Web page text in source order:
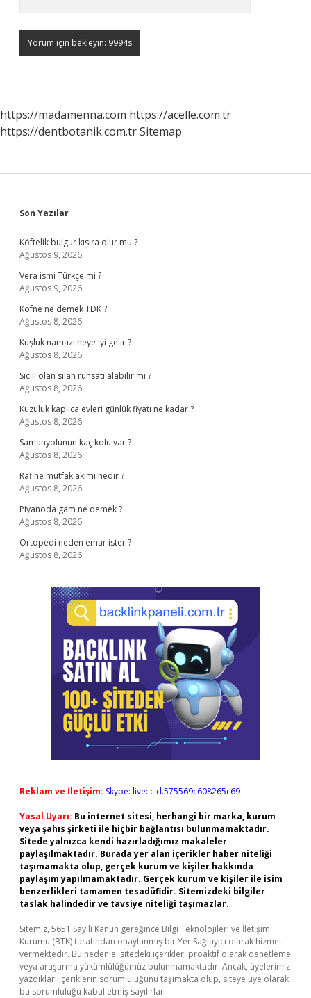
https://madamenna.com https://acelle.com.tr
https://dentbotanik.com.trSitemap
Sidebar
Son Yazılar
Köftelik bulgur kısıra olur mu ?
Ağustos 9, 2026
Vera ismi Türkçe mi ?
Ağustos 9, 2026
Köfne ne demek TDK ?
Ağustos 8, 2026
Kuşluk namazı neye iyi gelir ?
Ağustos 8, 2026
Sicili olan silah ruhsatı alabilir mi ?
Ağustos 8, 2026
Kuzuluk kaplıca evleri günlük fiyatı ne kadar ?
Ağustos 8, 2026
Samanyolunun kaç kolu var ?
Ağustos 8, 2026
Rafine mutfak akımı nedir ?
Ağustos 8, 2026
Piyanoda gam ne demek ?
Ağustos 8, 2026
Ortopedi neden emar ister ?
Ağustos 8, 2026
Reklam ve İletişim: Skype: live:.cid.575569c608265c69
Yasal Uyarı: Bu internet sitesi, herhangi bir marka, kurum
veya şahıs şirketi ile hiçbir bağlantısı bulunmamaktadır.
Sitede yalnızca kendi hazırladığımız makaleler
paylaşılmaktadır. Burada yer alan içerikler haber niteliği
taşımamakta olup, gerçek kurum ve kişiler hakkında
paylaşım yapılmamaktadır. Gerçek kurum ve kişiler ile isim
benzerlikleri tamamen tesadüfidir. Sitemizdeki bilgiler
taslak halindedir ve tavsiye niteliği taşımazlar.
Sitemiz, 5651 Sayılı Kanun gereğince Bilgi Teknolojileri ve İletişim
Kurumu (BTK) tarafından onaylanmış bir Yer Sağlayıcı olarak hizmet
vermektedir. Bu nedenle, sitedeki içerikleri proaktif olarak denetleme
veya araştırma yükümlülüğümüz bulunmamaktadır. Ancak, üyelerimiz
yazdıkları içeriklerin sorumluluğunu taşımakta olup, siteye üye olarak
bu sorumluluğu kabul etmiş sayılırlar.